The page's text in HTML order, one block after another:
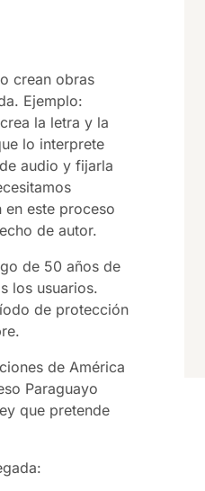
crean obras
Ejemplo:
la letra y la
lo interprete
audio y fijarla
este proceso
de autor.
de 50 años de
los usuarios.
de protección
de América
Paraguayo
que pretende